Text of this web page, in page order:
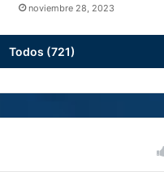
noviembre 28, 2023
Todos (721)